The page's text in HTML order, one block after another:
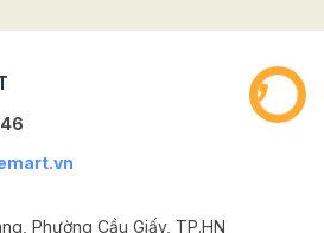
trí vuông chữ Phúc
32cm
trí nhà cửa
Phường Cầu Giấy, TP.HN